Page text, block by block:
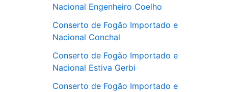
Nacional Engenheiro Coelho
Conserto de Fogão Importado e
Nacional Conchal
Conserto de Fogão Importado e
Nacional Estiva Gerbi
Conserto de Fogão Importado e